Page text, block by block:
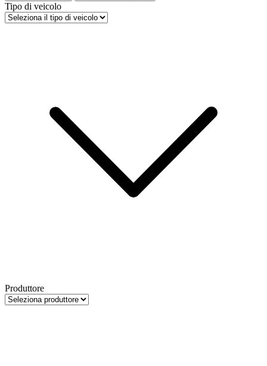
Tipo di veicolo
Produttore